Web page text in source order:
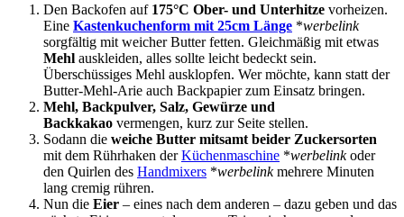
Den Backofen auf 175°C Ober- und Unterhitze vorheizen.
Eine Kastenkuchenform mit 25cm Länge *werbelink
sorgfältig mit weicher Butter fetten. Gleichmäßig mit etwas
Mehl auskleiden, alles sollte leicht bedeckt sein.
Überschüssiges Mehl ausklopfen. Wer möchte, kann statt der
Butter-Mehl-Arie auch Backpapier zum Einsatz bringen.
Mehl, Backpulver, Salz, Gewürze und
Backkakao vermengen, kurz zur Seite stellen.
Sodann die weiche Butter mitsamt beider Zuckersorten
mit dem Rührhaken derKüchenmaschine *werbelinkoder
den Quirlen des Handmixers *werbelinkmehrere Minuten
lang cremig rühren.
Nun die Eier – eines nach dem anderen – dazu geben und das